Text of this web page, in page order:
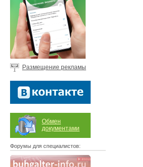
Размещение рекламы
Обмен
документами
Форумы для специалистов: